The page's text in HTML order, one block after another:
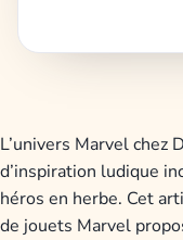
L’univers Marvel chez
d’inspiration ludique
héros en herbe. Cet
de jouets Marvel